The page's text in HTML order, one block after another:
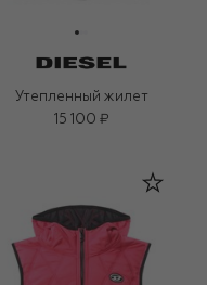
Утепленный жилет
15 100 ₽